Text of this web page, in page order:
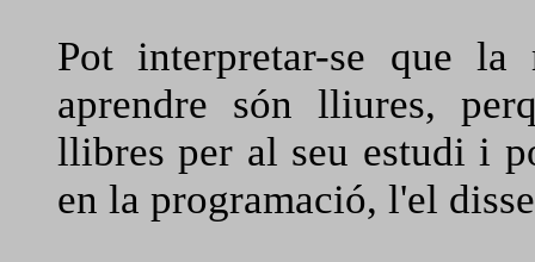
Pot interpretar-se que
aprendre són lliures,
llibres per al seu estudi i
en la programació, l'el